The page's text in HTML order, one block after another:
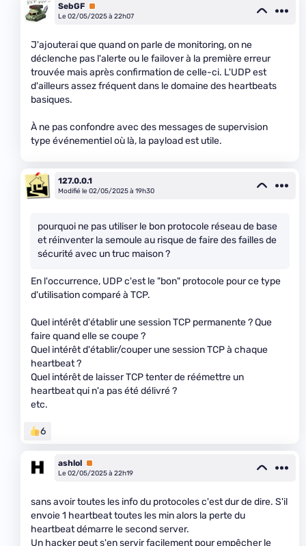
SebGF Premium
Le 02/05/2025 à 22h07
J'ajouterai que quand on parle de monitoring, on ne
déclenche pas l'alerte ou le failover à la première erreur
trouvée mais après confirmation de celle-ci. L'UDP est
d'ailleurs assez fréquent dans le domaine des heartbeats
basiques.
À ne pas confondre avec des messages de supervision
type événementiel où là, la payload est utile.
127.0.0.1
Modifié le 02/05/2025 à 19h30
pourquoi ne pas utiliser le bon protocole réseau de base
et réinventer la semoule au risque de faire des failles de
sécurité avec un truc maison ?
En l'occurrence, UDP c'est le "bon" protocole pour ce type
d'utilisation comparé à TCP.
Quel intérêt d'établir une session TCP permanente ? Que
faire quand elle se coupe ?
Quel intérêt d'établir/couper une session TCP à chaque
heartbeat ?
Quel intérêt de laisser TCP tenter de réémettre un
heartbeat qui n'a pas été délivré ?
etc.
6
ashlol Premium
Le 02/05/2025 à 22h19
sans avoir toutes les info du protocoles c'est dur de dire. S'il
envoie 1 heartbeat toutes les min alors la perte du
heartbeat démarre le second server.
Un hacker peut s'en servir facilement pour empêcher le